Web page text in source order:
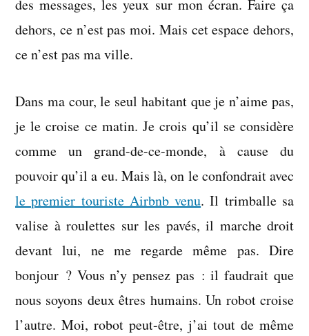
des messages, les yeux sur mon écran. Faire ça
dehors, ce n’est pas moi. Mais cet espace dehors,
ce n’est pas ma ville.
Dans ma cour, le seul habitant que je n’aime pas,
je le croise ce matin. Je crois qu’il se considère
comme un grand-de-ce-monde, à cause du
pouvoir qu’il a eu. Mais là, on le confondrait avec
le premier touriste Airbnb venu. Il trimballe sa
valise à roulettes sur les pavés, il marche droit
devant lui, ne me regarde même pas. Dire
bonjour ? Vous n’y pensez pas : il faudrait que
nous soyons deux êtres humains. Un robot croise
l’autre. Moi, robot peut-être, j’ai tout de même